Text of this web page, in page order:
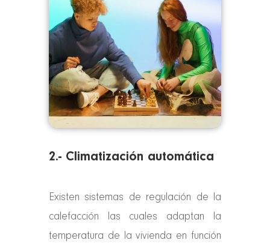
2.- Climatización automática
Existen sistemas de regulación de la
calefacción las cuales adaptan la
temperatura de la vivienda en función